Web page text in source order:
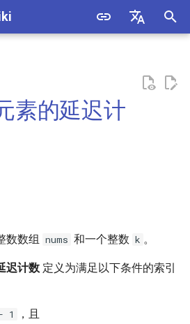
枚举
的个
和
排
素的延迟计
数数组 nums 和一个整数 k 。
迟计数 定义为满足以下条件的索引
1 ，且